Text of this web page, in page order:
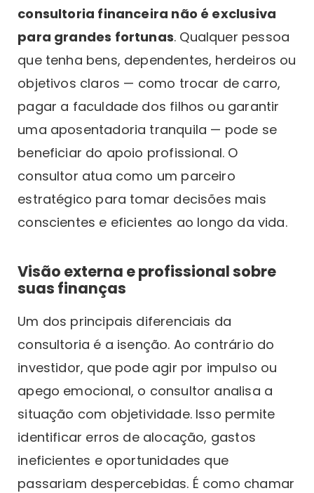
consultoria financeira não é exclusiva
para grandes fortunas. Qualquer pessoa
que tenha bens, dependentes, herdeiros ou
objetivos claros — como trocar de carro,
pagar a faculdade dos filhos ou garantir
uma aposentadoria tranquila — pode se
beneficiar do apoio profissional. O
consultor atua como um parceiro
estratégico para tomar decisões mais
conscientes e eficientes ao longo da vida.
Visão externa e profissional sobre
suas finanças
Um dos principais diferenciais da
consultoria é a isenção. Ao contrário do
investidor, que pode agir por impulso ou
apego emocional, o consultor analisa a
situação com objetividade. Isso permite
identificar erros de alocação, gastos
ineficientes e oportunidades que
passariam despercebidas. É como chamar